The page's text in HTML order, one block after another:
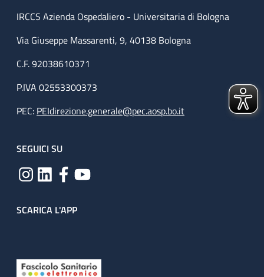
IRCCS Azienda Ospedaliero - Universitaria di Bologna
Via Giuseppe Massarenti, 9, 40138 Bologna
C.F. 92038610371
P.IVA 02553300373
PEC: PEIdirezione.generale@pec.aosp.bo.it
SEGUICI SU
SCARICA L'APP